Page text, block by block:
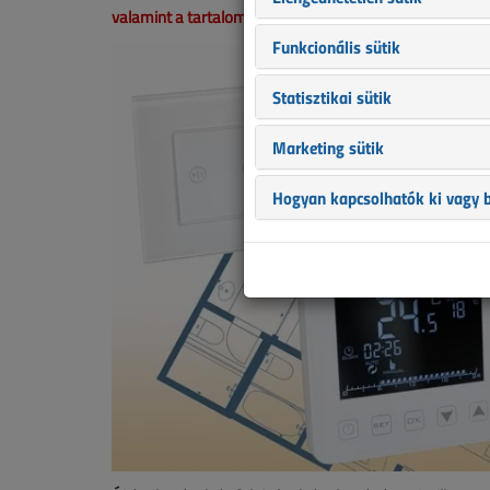
valamint a tartalom helyenként hiányos lehet (képek,
Funkcionális sütik
Statisztikai sütik
Marketing sütik
Hogyan kapcsolhatók ki vagy